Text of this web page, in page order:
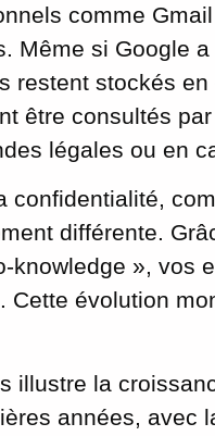
comme
Même si Google
restent stockés
être consultés
légales ou en
confidentialité,
différente.
knowledge », vos
Cette évolution
illustre la
années, avec